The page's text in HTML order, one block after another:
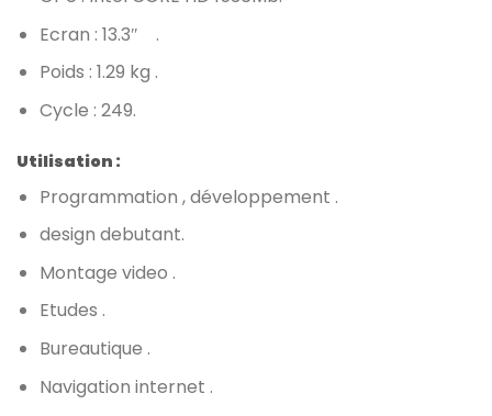
Ecran : 13.3″ .
Poids : 1.29 kg .
Cycle : 249.
Utilisation :
Programmation , développement .
design debutant.
Montage video .
Etudes .
Bureautique .
Navigation internet .